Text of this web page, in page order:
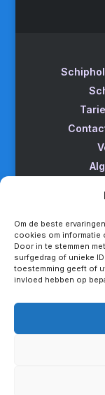
Om de beste
cookies om informatie
Door in te stemmen
surfgedrag of unieke
toestemming geeft of
invloed hebben op
Taxi
Taxi
Betrouwbare
Taxi
Snel een
Van
Rotterdam